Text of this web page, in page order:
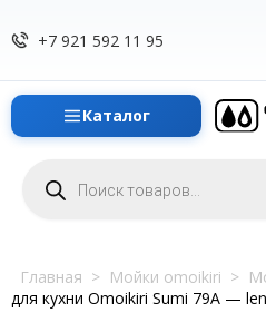
+7 921 592 11 95
Каталог
товаров
Главная > Мойки omoikiri >
для кухни Omoikiri Sumi 79A —